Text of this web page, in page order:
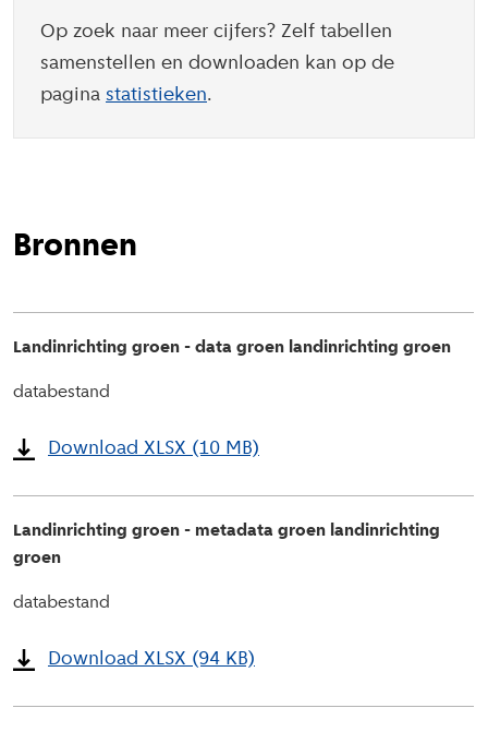
Op zoek naar meer cijfers? Zelf tabellen
samenstellen en downloaden kan op de
pagina statistieken.
Bronnen
Landinrichting groen - data groen landinrichting groen
databestand
Download XLSX (10 MB)
Landinrichting groen - metadata groen landinrichting
groen
databestand
Download XLSX (94 KB)